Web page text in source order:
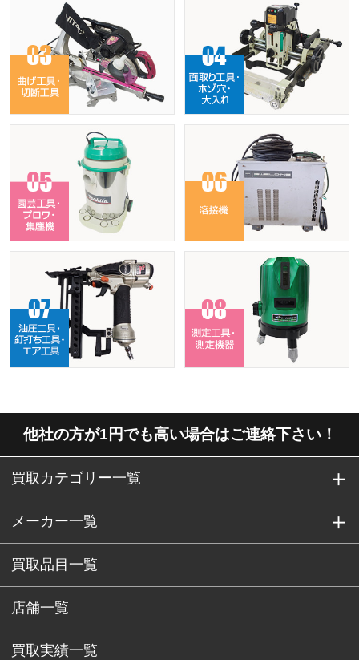
他社の方が1円でも高い場合はご連絡下さい！
買取カテゴリー一覧
メーカー一覧
買取品目一覧
店舗一覧
買取実績一覧